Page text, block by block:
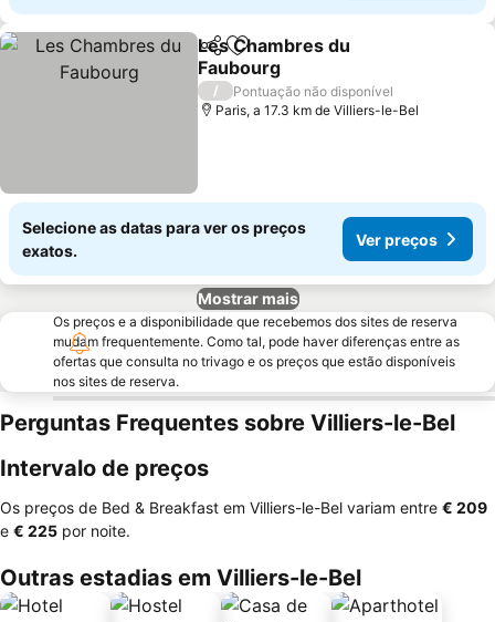
PartilharAdicionar aos favoritos
Les Chambres du
Faubourg
Ver preços
/
Pontuação não disponível
Paris, a 17.3 km de Villiers-le-Bel
Selecione as datas para ver os preços
exatos.
Ver preços
Mostrar mais
Os preços e a disponibilidade que recebemos dos sites de reserva
mudam frequentemente. Como tal, pode haver diferenças entre as
ofertas que consulta no trivago e os preços que estão disponíveis
nos sites de reserva.
Perguntas Frequentes sobre Villiers-le-Bel
Intervalo de preços
Os preços de Bed & Breakfast em Villiers-le-Bel variam entre ‎€ 209
e ‎€ 225 por noite.
Outras estadias em Villiers-le-Bel